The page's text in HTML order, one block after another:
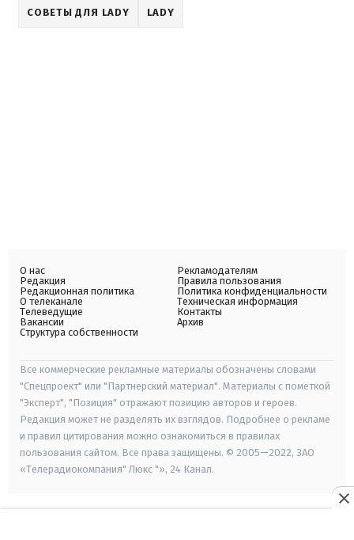
СОВЕТЫ ДЛЯ LADY LADY
О нас
Редакция
Редакционная политика
О телеканале
Телеведущие
Вакансии
Структура собственности
Рекламодателям
Правила пользования
Политика конфиденциальности
Техническая информация
Контакты
Архив
Все коммерческие рекламные материалы обозначены словами
"Спецпроект" или "Партнерский материал". Материалы с пометкой
"Эксперт", "Позиция" отражают позицию авторов и героев.
Редакция может не разделять их взглядов. Подробнее о рекламе
и правил цитирования можно ознакомиться в правилах
пользования сайтом. Все права защищены. © 2005—2022, ЗАО
«Телерадиокомпания" Люкс "», 24 Канал.